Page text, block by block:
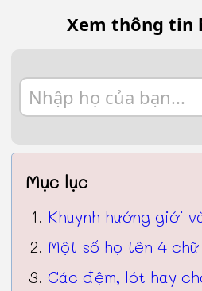
Xem thông tin
Mục lục
Khuynh hướng giới
Một số họ tên 4
Các đệm, lót hay